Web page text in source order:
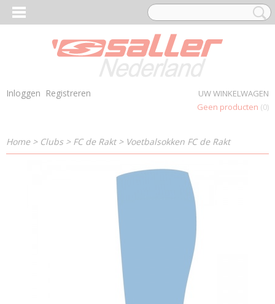
Inloggen Registreren
UW WINKELWAGEN
Geen producten (0)
Home> Clubs > FC de Rakt> Voetbalsokken FC de Rakt